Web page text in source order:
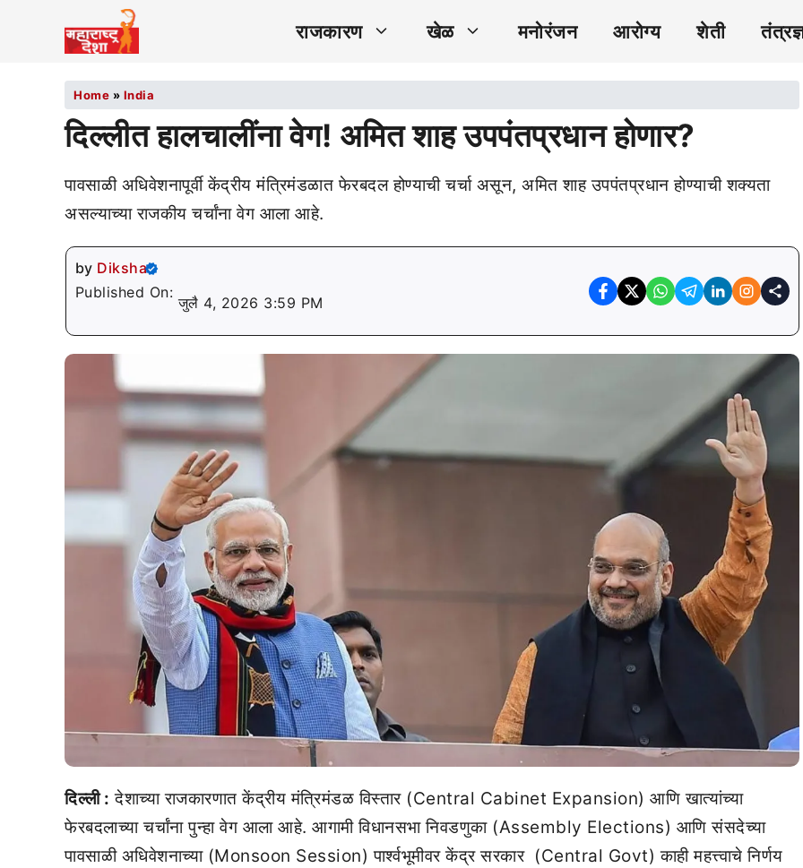
राजकारण खेळ मनोरंजन आरोग्य शेती
Home » India
दिल्लीत हालचालींना वेग! अमित शाह उपपंतप्रधान होणार?
पावसाळी अधिवेशनापूर्वी केंद्रीय मंत्रिमंडळात फेरबदल होण्याची चर्चा असून, अमित शाह उपपंतप्रधान होण्याची शक्यता
असल्याच्या राजकीय चर्चांना वेग आला आहे.
by Diksha
Published On:
जुलै 4, 2026 3:59 PM
दिल्ली : देशाच्या राजकारणात केंद्रीय मंत्रिमंडळ विस्तार (Central Cabinet Expansion) आणि खात्यांच्या
फेरबदलाच्या चर्चांना पुन्हा वेग आला आहे. आगामी विधानसभा निवडणुका (Assembly Elections) आणि संसदेच्या
पावसाळी अधिवेशनाच्या (Monsoon Session) पार्श्वभूमीवर केंद्र सरकार (Central Govt) काही महत्त्वाचे निर्णय